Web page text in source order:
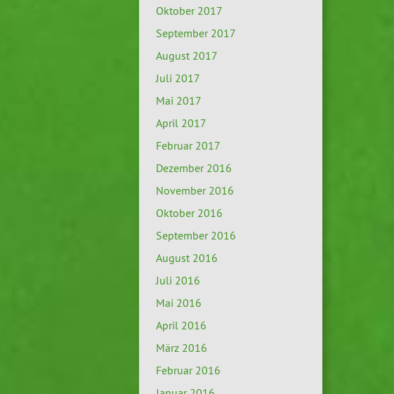
Oktober 2017
September 2017
August 2017
Juli 2017
Mai 2017
April 2017
Februar 2017
Dezember 2016
November 2016
Oktober 2016
September 2016
August 2016
Juli 2016
Mai 2016
April 2016
März 2016
Februar 2016